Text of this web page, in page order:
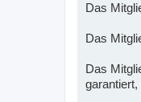
Das
Das
Das